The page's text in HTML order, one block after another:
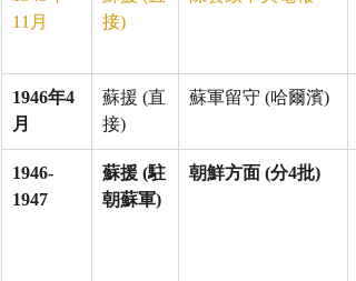
11月
接)
1946年4
月
蘇援 (直
接)
蘇軍留守 (哈爾濱)
1946-
1947
蘇援 (駐
朝蘇軍)
朝鮮方面 (分4批)